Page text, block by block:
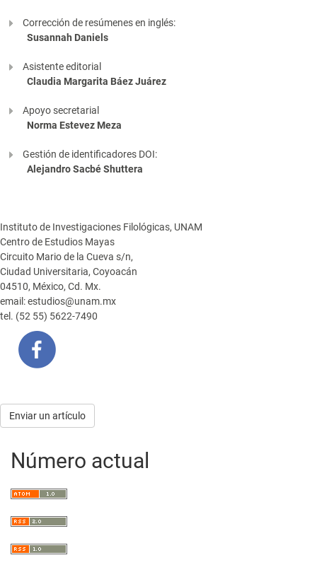
Corrección de resúmenes en inglés:
Susannah Daniels
Asistente editorial
Claudia Margarita Báez Juárez
Apoyo secretarial
Norma Estevez Meza
Gestión de identificadores DOI:
Alejandro Sacbé Shuttera
Instituto de Investigaciones Filológicas, UNAM
Centro de Estudios Mayas
Circuito Mario de la Cueva s/n,
Ciudad Universitaria, Coyoacán
04510, México, Cd. Mx.
email: estudios@unam.mx
tel. (52 55) 5622-7490
Enviar
artículo
Enviar un artículo
Número actual